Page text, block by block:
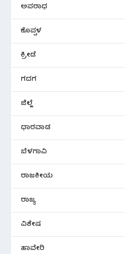
ಅಪರಾಧ
ಕೊಪ್ಪಳ
ಕ್ರೀಡೆ
ಗದಗ
ಜಿಲ್ಲೆ
ಧಾರವಾಡ
ಬೆಳಗಾವಿ
ರಾಜಕೀಯ
ರಾಜ್ಯ
ವಿಶೇಷ
ಹಾವೇರಿ